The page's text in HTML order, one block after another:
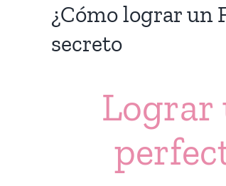
¿Cómo lograr un
secreto
Lograr